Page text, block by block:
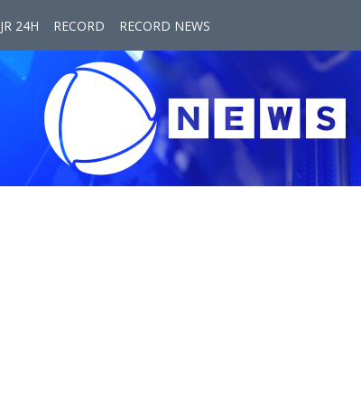
JR 24H RECORD RECORD NEWS